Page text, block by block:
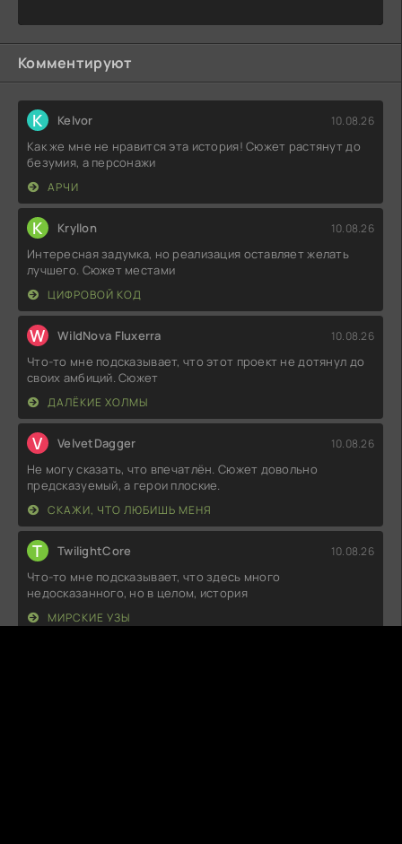
Комментируют
K Kelvor 10.08.26
Как же мне не нравится эта история! Сюжет растянут до
безумия, а персонажи
АРЧИ
K Kryllon 10.08.26
Интересная задумка, но реализация оставляет желать
лучшего. Сюжет местами
ЦИФРОВОЙ КОД
W WildNova Fluxerra 10.08.26
Что-то мне подсказывает, что этот проект не дотянул до
своих амбиций. Сюжет
ДАЛЁКИЕ ХОЛМЫ
V VelvetDagger 10.08.26
Не могу сказать, что впечатлён. Сюжет довольно
предсказуемый, а герои плоские.
СКАЖИ, ЧТО ЛЮБИШЬ МЕНЯ
T TwilightCore 10.08.26
Что-то мне подсказывает, что здесь много
недосказанного, но в целом, история
МИРСКИЕ УЗЫ